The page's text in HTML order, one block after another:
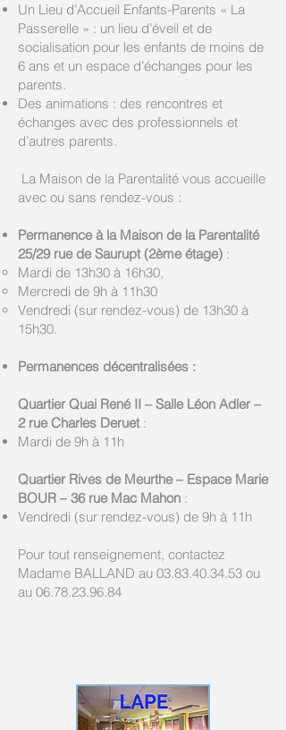
Un Lieu d’Accueil Enfants-Parents « La
Passerelle » : un lieu d’éveil et de
socialisation pour les enfants de moins de
6 ans et un espace d’échanges pour les
parents.
Des animations : des rencontres et
échanges avec des professionnels et
d’autres parents.
La Maison de la Parentalité vous accueille
avec ou sans rendez-vous :
Permanence à la Maison de la Parentalité
25/29 rue de Saurupt (2ème étage) :
Mardi de 13h30 à 16h30,
Mercredi de 9h à 11h30
Vendredi (sur rendez-vous) de 13h30 à
15h30.
Permanences décentralisées :
Quartier Quai René II – Salle Léon Adler –
2 rue Charles Deruet:
Mardi de 9h à 11h
Quartier Rives de Meurthe – Espace Marie
BOUR – 36 rue Mac Mahon :
Vendredi (sur rendez-vous) de 9h à 11h
Pour tout renseignement, contactez
Madame BALLAND au 03.83.40.34.53 ou
au 06.78.23.96.84